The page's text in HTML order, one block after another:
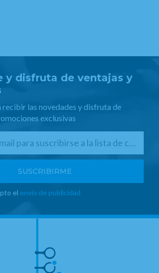
y disfruta de ventajas y
recibir las novedades y disfruta de
exclusivas
el envío de publicidad